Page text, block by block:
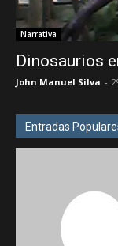
Narrativa
Dinosaurios
John Manuel Silva -
Entradas